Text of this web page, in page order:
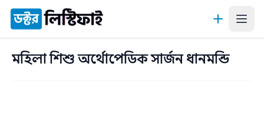
কন্টেন্টে যান
মহিলা শিশু অর্থোপেডিক সার্জন ধানমন্ডি